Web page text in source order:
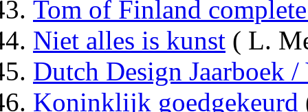
Tom of Finland
Niet alles is kunst ( L.
Dutch Design Jaarboek
Koninklijk goedgekeurd